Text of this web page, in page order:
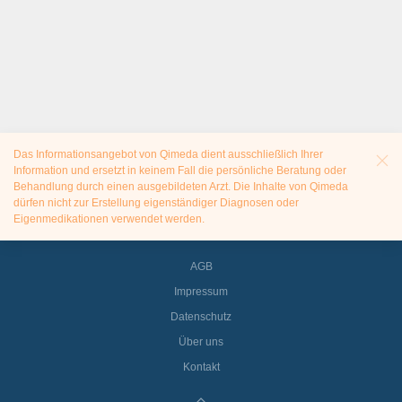
Das Informationsangebot von Qimeda dient ausschließlich Ihrer
Information und ersetzt in keinem Fall die persönliche Beratung oder
Behandlung durch einen ausgebildeten Arzt. Die Inhalte von Qimeda
dürfen nicht zur Erstellung eigenständiger Diagnosen oder
Eigenmedikationen verwendet werden.
AGB
Impressum
Datenschutz
Über uns
Kontakt